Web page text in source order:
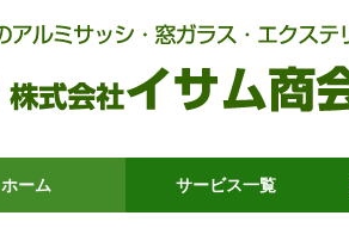
ホーム サービス一覧